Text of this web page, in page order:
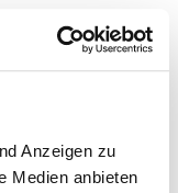
Anzeigen zu
Medien anbieten